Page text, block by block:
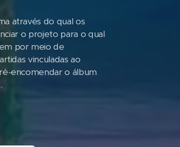
através do qual os
o projeto para o qual
por meio de
vinculadas ao
encomendar o álbum